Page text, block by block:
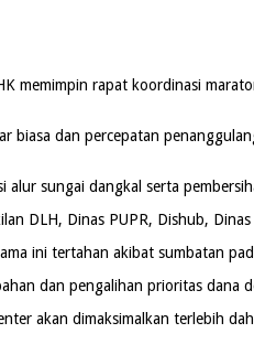
memimpin rapat koordinasi
biasa dan percepatan
sungai dangkal serta
DLH, Dinas PUPR, Dishub,
ini tertahan akibat sumbatan
dan pengalihan prioritas dana
akan dimaksimalkan terlebih